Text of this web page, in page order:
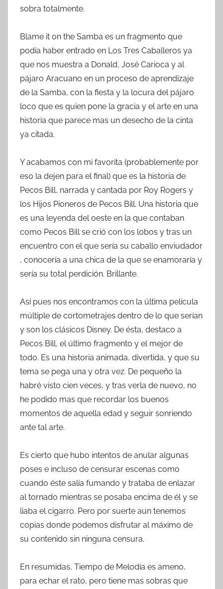
sobra totalmente.
Blame it on the Samba es un fragmento que
podía haber entrado en Los Tres Caballeros ya
que nos muestra a Donald, José Carioca y al
pájaro Aracuano en un proceso de aprendizaje
de la Samba, con la fiesta y la locura del pájaro
loco que es quien pone la gracia y el arte en una
historia que parece mas un desecho de la cinta
ya citada.
Y acabamos con mi favorita (probablemente por
eso la dejen para el final) que es la historia de
Pecos Bill, narrada y cantada por Roy Rogers y
los Hijos Pioneros de Pecos Bill. Una historia que
es una leyenda del oeste en la que contaban
como Pecos Bill se crió con los lobos y tras un
encuentro con el que sería su caballo enviudador
, conocería a una chica de la que se enamoraría y
sería su total perdición. Brillante.
Así pues nos encontramos con la última película
múltiple de cortometrajes dentro de lo que serían
y son los clásicos Disney. De ésta, destaco a
Pecos Bill, el último fragmento y el mejor de
todo. Es una historia animada, divertida, y que su
tema se pega una y otra vez. De pequeño la
habré visto cien veces, y tras verla de nuevo, no
he podido mas que recordar los buenos
momentos de aquella edad y seguir sonriendo
ante tal arte.
Es cierto que hubo intentos de anular algunas
poses e incluso de censurar escenas como
cuando éste salía fumando y trataba de enlazar
al tornado mientras se posaba encima de él y se
liaba el cigarro. Pero por suerte aun tenemos
copias donde podemos disfrutar al máximo de
su contenido sin ninguna censura.
En resumidas, Tiempo de Melodía es ameno,
para echar el rato, pero tiene mas sobras que